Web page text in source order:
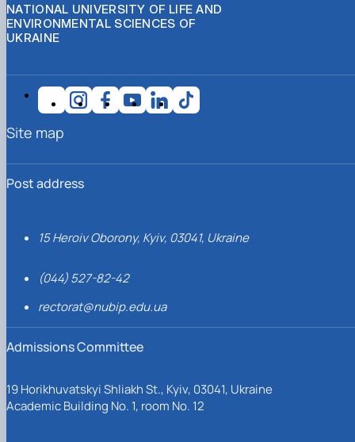
NATIONAL UNIVERSITY OF LIFE AND
ENVIRONMENTAL SCIENCES OF
UKRAINE
Post address
15 Heroiv Oborony, Kyiv, 03041, Ukraine
(044) 527-82-42
rectorat@nubip.edu.ua
Admissions Committee
19 Horikhuvatskyi Shliakh St., Kyiv, 03041, Ukraine
Academic Building No. 1, room No. 12
Site map